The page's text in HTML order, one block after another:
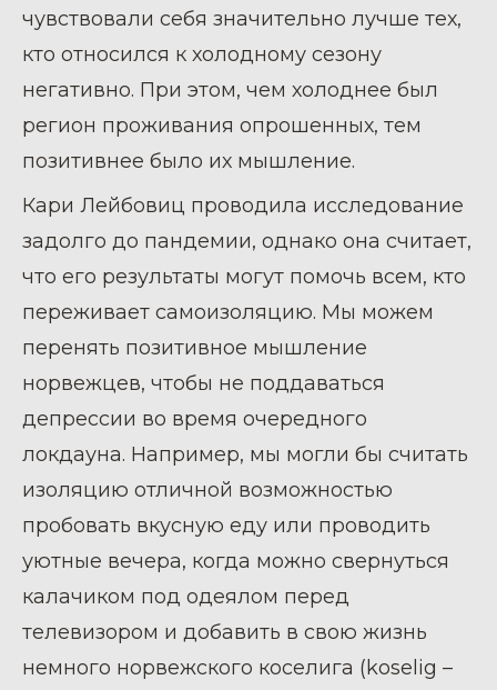
чувствовали себя значительно лучше тех,
кто относился к холодному сезону
негативно. При этом, чем холоднее был
регион проживания опрошенных, тем
позитивнее было их мышление.
Кари Лейбовиц проводила исследование
задолго до пандемии, однако она считает,
что его результаты могут помочь всем, кто
переживает самоизоляцию. Мы можем
перенять позитивное мышление
норвежцев, чтобы не поддаваться
депрессии во время очередного
локдауна. Например, мы могли бы считать
изоляцию отличной возможностью
пробовать вкусную еду или проводить
уютные вечера, когда можно свернуться
калачиком под одеялом перед
телевизором и добавить в свою жизнь
немного норвежского коселига (koselig –